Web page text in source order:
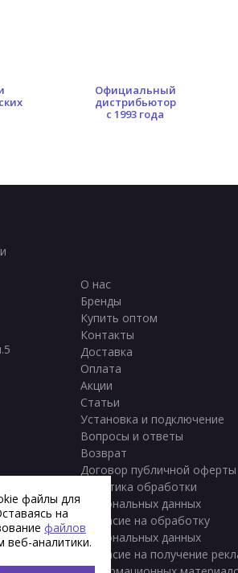
Официальный
дистрибьютор
с 1993 года
шоссе, 177
О нас
Бренды
Купить оптом
Контакты
Доставка
Оплата
Акции
Статьи
Установка и подключение
Вопросы и ответы
Возврат
Договор публичной оферты
Политика обработки
персональных данных
Согласие на обработку
персональных данных
Согласие на получение
файлы для
на
файлов
веб-аналитики.